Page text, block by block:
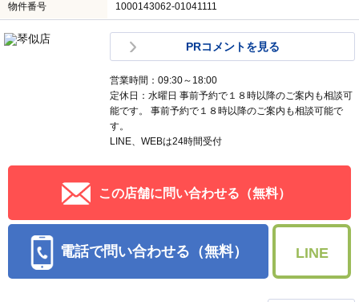
物件番号 1000143062-01041111
PRコメントを見る
営業時間：09:30～18:00
定休日：水曜日 事前予約で１８時以降のご案内も相談可
能です。 事前予約で１８時以降のご案内も相談可能で
す。
LINE、WEBは24時間受付
この店舗に問い合わせる（無料）
電話で問い合わせる（無料） LINE